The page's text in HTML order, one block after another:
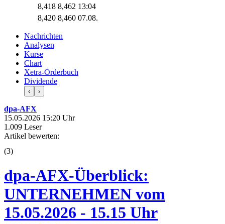
8,418 8,462 13:04
8,420 8,460 07.08.
Nachrichten
Analysen
Kurse
Chart
Xetra-Orderbuch
Dividende
‹ ›
dpa-AFX
15.05.2026 15:20 Uhr
1.009 Leser
Artikel bewerten:
(3)
dpa-AFX-Überblick:
UNTERNEHMEN vom
15.05.2026 - 15.15 Uhr